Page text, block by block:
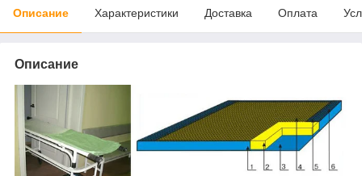
Описание Характеристики Доставка Оплата
Описание